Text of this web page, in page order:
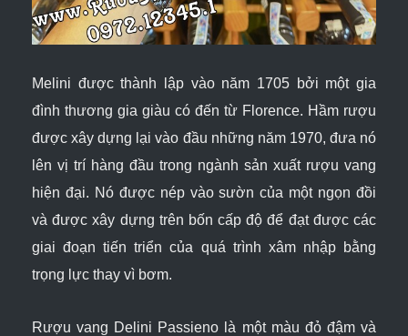
Melini được thành lập vào năm 1705 bởi một gia
đình thương gia giàu có đến từ Florence. Hầm rượu
được xây dựng lại vào đầu những năm 1970, đưa nó
lên vị trí hàng đầu trong ngành sản xuất rượu vang
hiện đại. Nó được nép vào sườn của một ngọn đồi
và được xây dựng trên bốn cấp độ để đạt được các
giai đoạn tiến triển của quá trình xâm nhập bằng
trọng lực thay vì bơm.
Rượu vang Delini Passieno là một màu đỏ đậm và